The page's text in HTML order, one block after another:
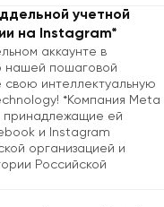
учетной
на Instagram*
аккаунте в
нашей пошаговой
свою интеллектуальную
*Компания Meta
принадлежащие ей
и Instagram
организацией и
Российской